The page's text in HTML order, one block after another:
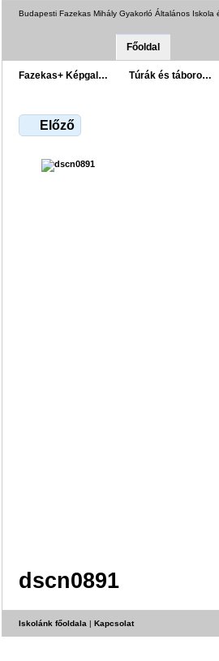
Budapesti Fazekas Mihály Gyakorló Általános Iskola
Főoldal
Fazekas+ Képgal… Túrák és táboro…
Előző
dscn0891
Iskolánk főoldala | Kapcsolat